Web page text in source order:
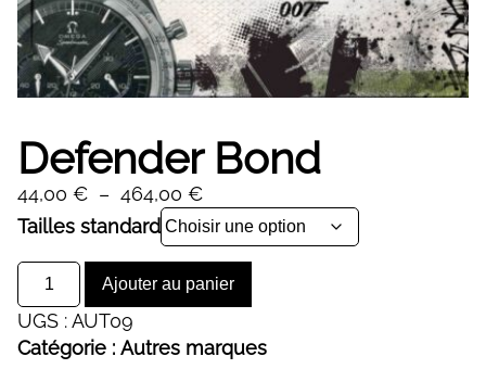
Defender Bond
44,00 € – 464,00 €Plage
de
prix :
44,00 €
à
Tailles standard
quantité
de
Defender
Bond
Ajouter au panier
Alternative:
UGS :AUT09
Catégorie : Autres marques